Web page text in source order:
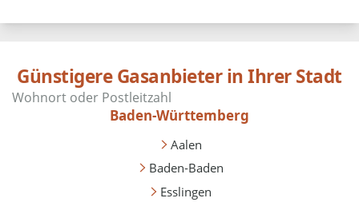
Günstigere Gasanbieter in Ihrer Stadt
Baden-Württemberg
Aalen
Baden-Baden
Esslingen